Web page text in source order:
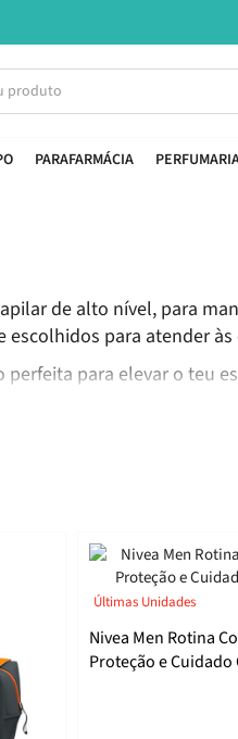
PARAFARMÁCIA
de alto nível, para
para atender
perfeita para elevar o teu
Últimas Unidades
Nivea Men Rotina
Proteção e Cuidado